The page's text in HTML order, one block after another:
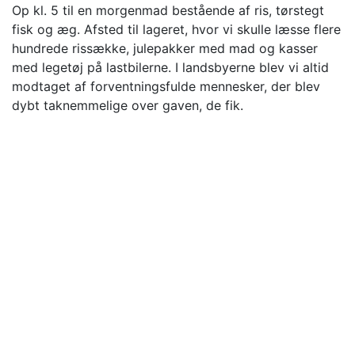
Op kl. 5 til en morgenmad bestående af ris, tørstegt
fisk og æg. Afsted til lageret, hvor vi skulle læsse flere
hundrede rissække, julepakker med mad og kasser
med legetøj på lastbilerne. I landsbyerne blev vi altid
modtaget af forventningsfulde mennesker, der blev
dybt taknemmelige over gaven, de fik.